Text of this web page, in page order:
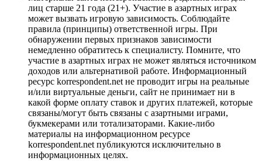
лиц старше 21 года (21+). Участие в азартных играх
может вызвать игровую зависимость. Соблюдайте
правила (принципы) ответственной игры. При
обнаружении первых признаков зависимости
немедленно обратитесь к специалисту. Помните, что
участие в азартных играх не может являться источником
доходов или альтернативой работе. Информационный
ресурс korrespondent.net не проводит игры на реальные
и/или виртуальные деньги, сайт не принимает ни в
какой форме оплату ставок и других платежей, которые
связаны/могут быть связаны с азартными играми,
букмекерами или тотализаторами. Какие-либо
материалы на информационном ресурсе
korrespondent.net публикуются исключительно в
информационных целях.